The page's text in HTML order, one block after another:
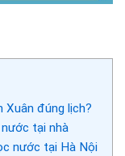
Xuân đúng lịch?
tại nhà
nước tại Hà Nội